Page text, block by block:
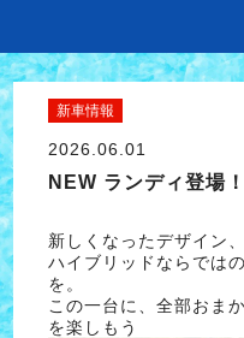
新車情報
2026.06.01
NEW ランディ登場！
新しくなったデザイン
ハイブリッドならでは
を。
この一台に、全部おま
を楽しもう